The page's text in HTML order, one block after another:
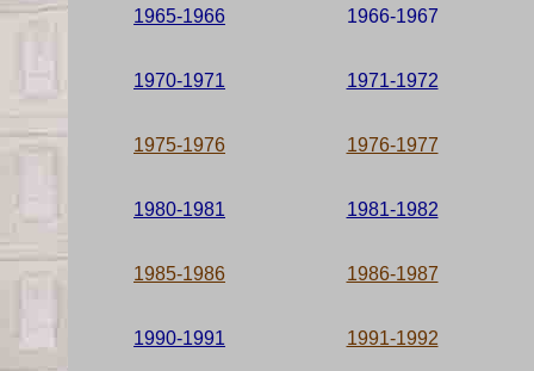
1965-1966 1966-1967
1970-1971 1971-1972
1975-1976 1976-1977
1980-1981 1981-1982
1985-1986 1986-1987
1990-1991 1991-1992